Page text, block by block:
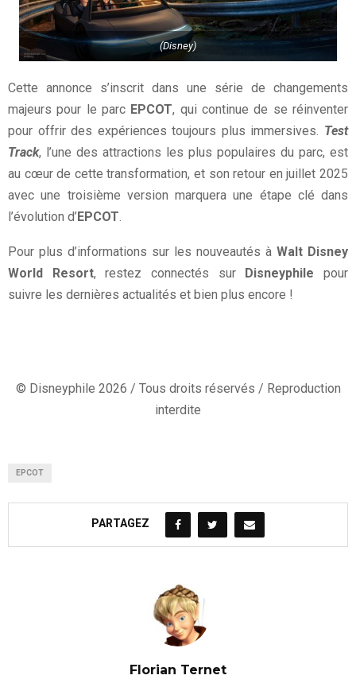
(Disney)
Cette annonce s’inscrit dans une série de changements
majeurs pour le parc EPCOT, qui continue de se réinventer
pour offrir des expériences toujours plus immersives.
Test
Track, l’une des attractions les plus populaires du parc, est
au cœur de cette transformation, et son retour en juillet 2025
avec une troisième version marquera une étape clé dans
l’évolution d’EPCOT
Pour plus d’informations sur les nouveautés à Walt Disney
World Resort, restez connectés sur Disneyphile pour
suivre les dernières actualités et bien plus encore !
© Disneyphile 2026 / Tous droits réservés / Reproduction
interdite
EPCOT
PARTAGEZ
Florian Ternet